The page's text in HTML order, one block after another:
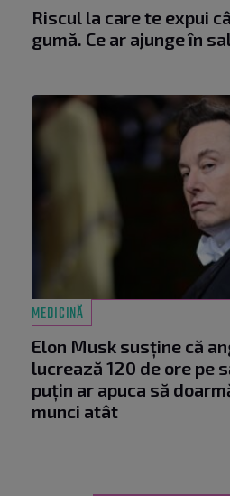
Riscul la care te expui
gumă. Ce ar ajunge în
MEDICINĂ
Elon Musk susține că
lucrează 120 de ore pe
puțin ar apuca să
munci atât